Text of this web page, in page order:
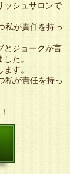
ッシュサロンで
私が責任を持っ
とジョークが言
た。
す。
私が責任を持っ